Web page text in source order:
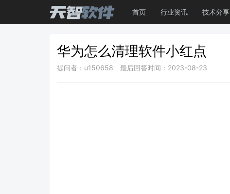
首页 行业资讯 技术分享
华为怎么清理软件小红点
提问者：u150658 最后回答时间：2023-08-23